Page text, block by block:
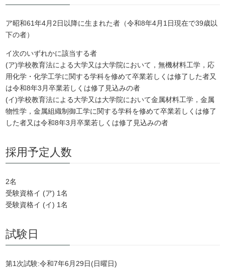
ア昭和61年4月2日以降に生まれた者（令和8年4月1日現在で39歳以
下の者）
イ次のいずれかに該当する者
(ア)学校教育法による大学又は大学院において，無機材料工学，応
用化学・化学工学に関する学科を修めて卒業若しくは修了した者又
は令和8年3月卒業若しくは修了見込みの者
(イ)学校教育法による大学又は大学院において金属材料工学，金属
物性学，金属組織制御工学に関する学科を修めて卒業若しくは修了
した者又は令和8年3月卒業若しくは修了見込みの者
採用予定人数
2名
受験資格イ (ア) 1名
受験資格イ (イ) 1名
試験日
第1次試験:令和7年6月29日(日曜日)